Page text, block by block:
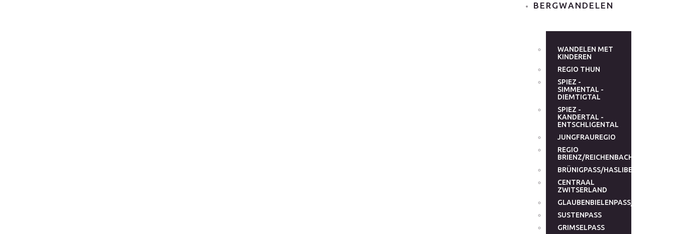
BERGWANDELEN
WANDELEN MET
KINDEREN
REGIO THUN
SPIEZ -
SIMMENTAL -
DIEMTIGTAL
SPIEZ -
KANDERTAL -
ENTSCHLIGENTAL
JUNGFRAUREGIO
REGIO
BRIENZ/REICHENBACHTAL
BRÜNIGPASS/HASLIBERG
CENTRAAL
ZWITSERLAND
GLAUBENBIELENPASS/
SUSTENPASS
GRIMSELPASS